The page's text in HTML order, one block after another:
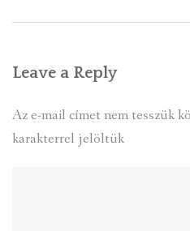
Leave a Reply
Az e-mail címet nem tesszük
karakterrel jelöltük